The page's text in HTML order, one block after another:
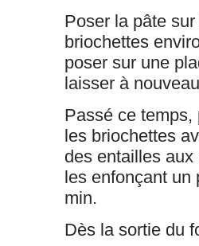
Poser la pâte
briochettes
poser sur une
laisser à
Passé ce temps,
les briochettes
des entailles
les enfonçant un
min.
Dès la sortie du